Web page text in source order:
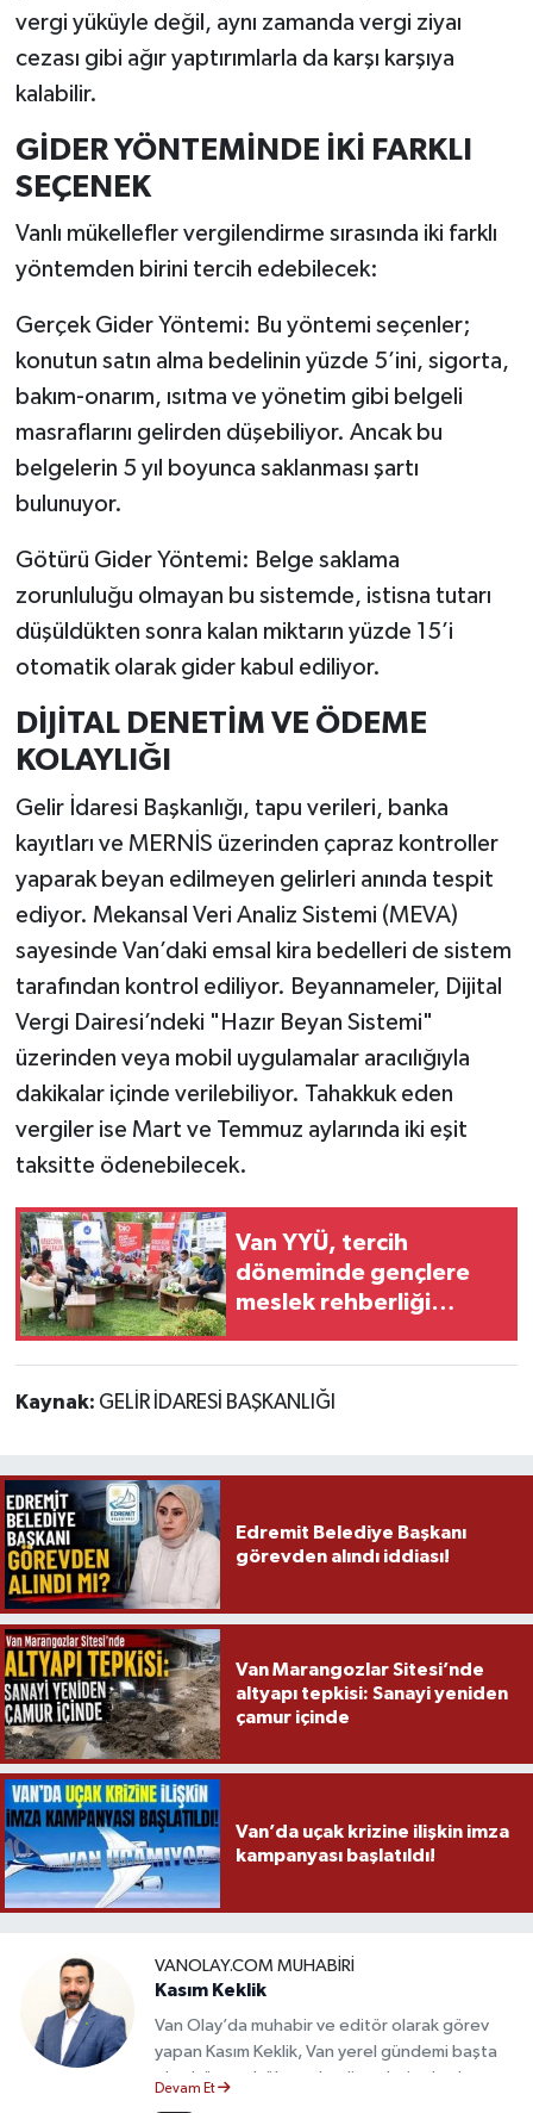
vergi yüküyle değil, aynı zamanda vergi ziyaı
cezası gibi ağır yaptırımlarla da karşı karşıya
kalabilir.
GİDER YÖNTEMİNDE İKİ FARKLI
SEÇENEK
Vanlı mükellefler vergilendirme sırasında iki farklı
yöntemden birini tercih edebilecek:
Gerçek Gider Yöntemi: Bu yöntemi seçenler;
konutun satın alma bedelinin yüzde 5’ini, sigorta,
bakım-onarım, ısıtma ve yönetim gibi belgeli
masraflarını gelirden düşebiliyor. Ancak bu
belgelerin 5 yıl boyunca saklanması şartı
bulunuyor.
Götürü Gider Yöntemi: Belge saklama
zorunluluğu olmayan bu sistemde, istisna tutarı
düşüldükten sonra kalan miktarın yüzde 15’i
otomatik olarak gider kabul ediliyor.
DİJİTAL DENETİM VE ÖDEME
KOLAYLIĞI
Gelir İdaresi Başkanlığı, tapu verileri, banka
kayıtları ve MERNİS üzerinden çapraz kontroller
yaparak beyan edilmeyen gelirleri anında tespit
ediyor. Mekansal Veri Analiz Sistemi (MEVA)
sayesinde Van’daki emsal kira bedelleri de sistem
tarafından kontrol ediliyor. Beyannameler, Dijital
Vergi Dairesi’ndeki "Hazır Beyan Sistemi"
üzerinden veya mobil uygulamalar aracılığıyla
dakikalar içinde verilebiliyor. Tahakkuk eden
vergiler ise Mart ve Temmuz aylarında iki eşit
taksitte ödenebilecek.
Van YYÜ, tercih
döneminde gençlere
meslek rehberliği
Kaynak: GELİR İDARESİ BAŞKANLIĞI
Edremit Belediye Başkanı
görevden alındı iddiası!
Van Marangozlar Sitesi’nde
altyapı tepkisi: Sanayi yeniden
çamur içinde
Van’da uçak krizine ilişkin imza
kampanyası başlatıldı!
VANOLAY.COM MUHABIRI
Kasım Keklik
Van Olay’da muhabir ve editör olarak görev
yapan Kasım Keklik, Van yerel gündemi başta
olmak üzere bölgesel gelişmeleri sahadan
Devam Et